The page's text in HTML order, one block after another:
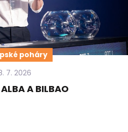
poháry
7. 2026
A BILBAO